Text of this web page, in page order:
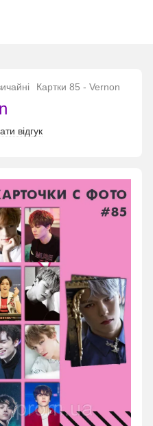
Картки 85 - Vernon
відгук